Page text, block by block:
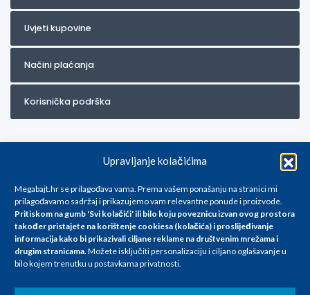
Upravljanje kolačićima
Megabajt.hr se prilagođava vama. Prema vašem ponašanju na stranici mi
prilagođavamo sadržaj i prikazujemo vam relevantne ponude i proizvode.
Pritiskom na gumb 'Svi kolačići' ili bilo koju poveznicu izvan ovog prostora
također pristajete na korištenje cookiesa (kolačića) i proslijeđivanje
informacija kako bi prikazivali ciljane reklame na društvenim mrežama i
drugim stranicama.Možete isključiti personalizaciju i ciljano oglašavanje u
bilo kojem trenutku u postavkama privatnosti.
Uvjeti kupovine
Načini plaćanja
Korisnička podrška
Za artikle kojih trenutno nema u ponudi obratite nam se na
info@megabajt.hr. Sve cijene su informativnog karaktera i podložne su
promjenama, a
iskazane su za avansno plaćanje(gotovina) u Eurima i uključuju PDV. Sve
se razlikovati od cijena u našim poslovnicama. Trudimo se dati što bolji